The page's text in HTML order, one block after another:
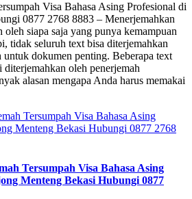
Visa Bahasa Asing Profesional di
0877 2768 8883 – Menerjemahkan
oleh siapa saja yang punya kemampuan
tidak seluruh text bisa diterjemahkan
untuk dokumen penting. Beberapa text
diterjemahkan oleh penerjemah
alasan mengapa Anda harus memakai
Tersumpah Visa Bahasa Asing
Menteng Bekasi Hubungi 0877